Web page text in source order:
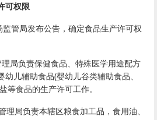
可权限
管局发布公告，确定食品生产许可权
负责保健食品、特殊医学用途配方
儿辅助食品(婴幼儿谷类辅助食品、
等食品的生产许可工作。
局负责本辖区粮食加工品，食用油、